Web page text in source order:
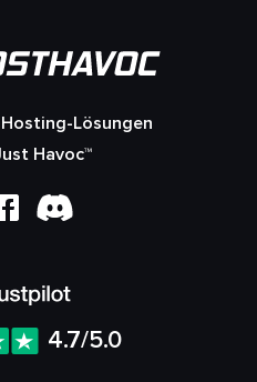
Lösungen
Havoc™
4.7/5.0